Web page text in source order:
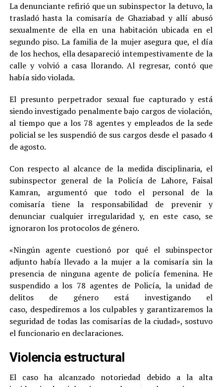
La denunciante refirió que un subinspector la detuvo, la
trasladó hasta la comisaría de Ghaziabad y allí abusó
sexualmente de ella en una habitación ubicada en el
segundo piso. La familia de la mujer asegura que, el día
de los hechos, ella desapareció intempestivamente de la
calle y volvió a casa llorando. Al regresar, contó que
había sido violada.
El presunto perpetrador sexual fue capturado y está
siendo investigado penalmente bajo cargos de violación,
al tiempo que a los 78 agentes y empleados de la sede
policial se les suspendió de sus cargos desde el pasado 4
de agosto.
Con respecto al alcance de la medida disciplinaria, el
subinspector general de la Policía de Lahore, Faisal
Kamran, argumentó que todo el personal de la
comisaría tiene la responsabilidad de prevenir y
denunciar cualquier irregularidad y, en este caso, se
ignoraron los protocolos de género.
«Ningún agente cuestionó por qué el subinspector
adjunto había llevado a la mujer a la comisaría sin la
presencia de ninguna agente de policía femenina. He
suspendido a los 78 agentes de Policía, la unidad de
delitos de género está investigando el
caso, despediremos a los culpables y garantizaremos la
seguridad de todas las comisarías de la ciudad», sostuvo
el funcionario en declaraciones.
Violencia estructural
El caso ha alcanzado notoriedad debido a la alta